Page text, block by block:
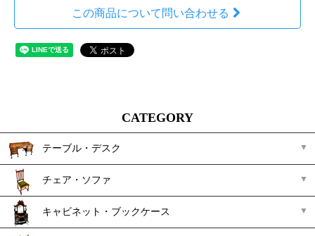
この商品について問い合わせる
CATEGORY
テーブル・デスク
チェア・ソファ
キャビネット・ブックケース